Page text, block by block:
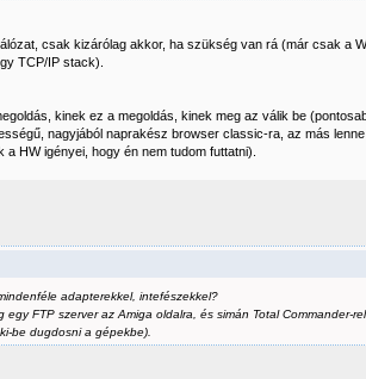
csak kizárólag akkor, ha szükség van rá (már csak a
TCP/IP stack).
kinek ez a megoldás, kinek meg az válik be
nagyjából naprakész browser classic-ra, az más
HW igényei, hogy én nem tudom futtatni).
adapterekkel, intefészekkel?
egy FTP szerver az Amiga oldalra, és simán Total Commander-
be dugdosni a gépekbe).